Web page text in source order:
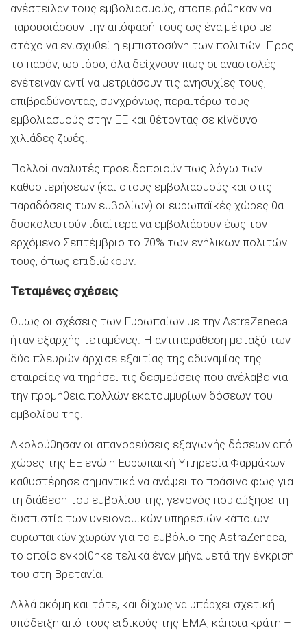
ανέστειλαν τους εμβολιασμούς, αποπειράθηκαν να
παρουσιάσουν την απόφασή τους ως ένα μέτρο με
στόχο να ενισχυθεί η εμπιστοσύνη των πολιτών. Προς
το παρόν, ωστόσο, όλα δείχνουν πως οι αναστολές
ενέτειναν αντί να μετριάσουν τις ανησυχίες τους,
επιβραδύνοντας, συγχρόνως, περαιτέρω τους
εμβολιασμούς στην ΕΕ και θέτοντας σε κίνδυνο
χιλιάδες ζωές.
Πολλοί αναλυτές προειδοποιούν πως λόγω των
καθυστερήσεων (και στους εμβολιασμούς και στις
παραδόσεις των εμβολίων) οι ευρωπαϊκές χώρες θα
δυσκολευτούν ιδιαίτερα να εμβολιάσουν έως τον
ερχόμενο Σεπτέμβριο το 70% των ενήλικων πολιτών
τους, όπως επιδιώκουν.
Τεταμένες σχέσεις
Ομως οι σχέσεις των Ευρωπαίων με την AstraZeneca
ήταν εξαρχής τεταμένες. Η αντιπαράθεση μεταξύ των
δύο πλευρών άρχισε εξαιτίας της αδυναμίας της
εταιρείας να τηρήσει τις δεσμεύσεις που ανέλαβε για
την προμήθεια πολλών εκατομμυρίων δόσεων του
εμβολίου της.
Ακολούθησαν οι απαγορεύσεις εξαγωγής δόσεων από
χώρες της ΕΕ ενώ η Ευρωπαϊκή Υπηρεσία Φαρμάκων
καθυστέρησε σημαντικά να ανάψει το πράσινο φως για
τη διάθεση του εμβολίου της, γεγονός που αύξησε τη
δυσπιστία των υγειονομικών υπηρεσιών κάποιων
ευρωπαϊκών χωρών για το εμβόλιο της AstraZeneca,
το οποίο εγκρίθηκε τελικά έναν μήνα μετά την έγκρισή
του στη Βρετανία.
Αλλά ακόμη και τότε, και δίχως να υπάρχει σχετική
υπόδειξη από τους ειδικούς της EMA, κάποια κράτη –